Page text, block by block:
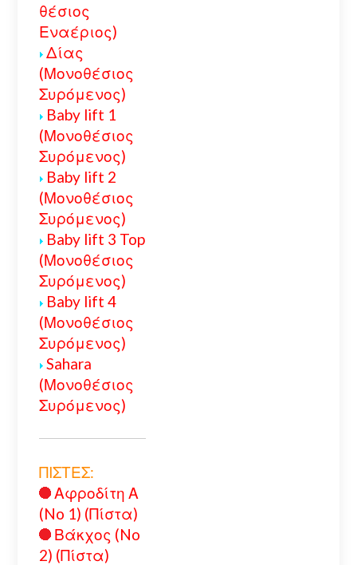
θέσιος
Εναέριος)
Δίας
(Μονοθέσιος
Συρόμενος)
Baby lift 1
(Μονοθέσιος
Συρόμενος)
Baby lift 2
(Μονοθέσιος
Συρόμενος)
Baby lift 3 Top
(Μονοθέσιος
Συρόμενος)
Baby lift 4
(Μονοθέσιος
Συρόμενος)
Sahara
(Μονοθέσιος
Συρόμενος)
ΠΙΣΤΕΣ:
Αφροδίτη Α
(No 1) (Πίστα)
Βάκχος (No
2) (Πίστα)